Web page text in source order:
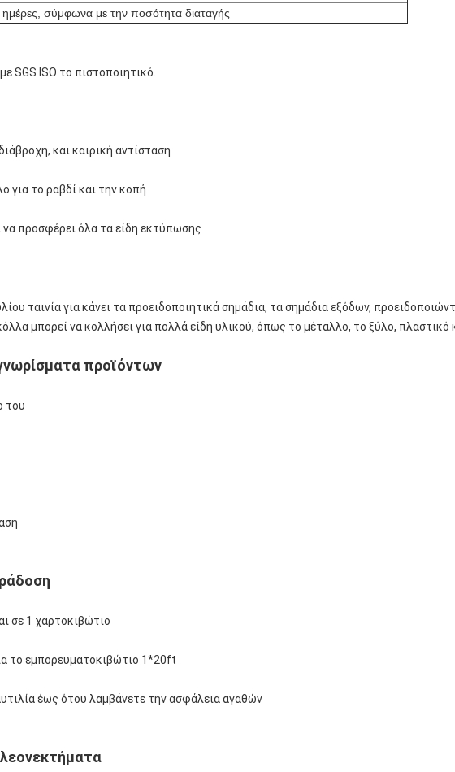
σύμφωνα με την ποσότητα διαταγής
SGS ISO το πιστοποιητικό.
και καιρική αντίσταση
για το ραβδί και την κοπή
να προσφέρει όλα τα είδη εκτύπωσης
ταινία για κάνει τα προειδοποιητικά σημάδια, τα σημάδια εξόδων,
μπορεί να κολλήσει για πολλά είδη υλικού, όπως το μέταλλο, το ξύλο, πλαστικό
προϊόντων
του
σε 1 χαρτοκιβώτιο
το εμπορευματοκιβώτιο 1*20ft
έως ότου λαμβάνετε την ασφάλεια αγαθών